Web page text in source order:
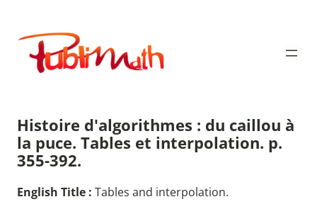
contenu
Publimath
Histoire d'algorithmes : du caillou à
la puce. Tables et interpolation. p.
355-392.
English Title : Tables and interpolation.